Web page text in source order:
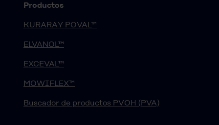
Productos
KURARAY POVAL™
ELVANOL™
EXCEVAL™
MOWIFLEX™
Buscador de productos PVOH (PVA)